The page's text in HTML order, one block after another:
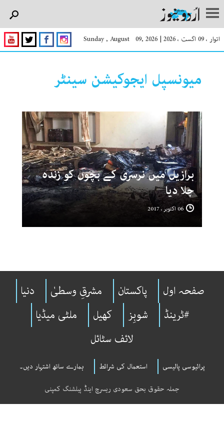
اتوار ، 09 اگست ، 2026 |
Sunday , August 09, 2026
میونسپل ایجوکیشن سینٹر
برازیل میں نرسری کے بچوں کو زندہ
جلا دیا
صفحہ اول پاکستان مشرقِ وسطیٰ
دنیا
#ٹرینڈ
شوبِز کھیل
ملٹی میڈیا
لائف سٹائل
پرائیوسی پالیسی استعمال کی شرائط ہمارے ساتھ اشتہار دیں۔
جملہ حقوق بحق سعودی ریسرچ اینڈ پبلشنگ کمپنی